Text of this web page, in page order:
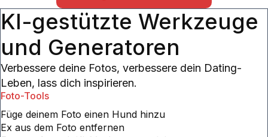
KI-gestützte Werkzeuge
und Generatoren
Verbessere deine Fotos, verbessere dein Dating-
Leben, lass dich inspirieren.
Foto-Tools
Füge deinem Foto einen Hund hinzu
Ex aus dem Foto entfernen